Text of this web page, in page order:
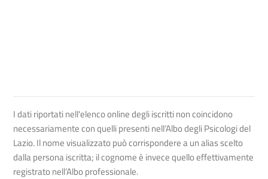
I dati riportati nell'elenco online degli iscritti non coincidono
necessariamente con quelli presenti nell’Albo degli Psicologi del
Lazio. Il nome visualizzato può corrispondere a un alias scelto
dalla persona iscritta; il cognome è invece quello effettivamente
registrato nell’Albo professionale.